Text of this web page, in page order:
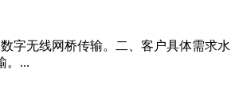
字无线网桥传输。二、客户具体需求水
。...